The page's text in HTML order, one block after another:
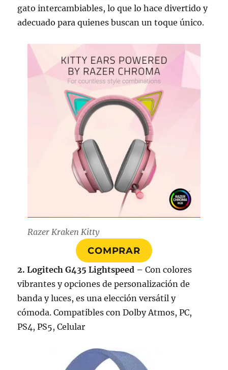
gato intercambiables, lo que lo hace divertido y
adecuado para quienes buscan un toque único.
Razer Kraken Kitty
COMPRAR
2. Logitech G435 Lightspeed – Con colores
vibrantes y opciones de personalización de
banda y luces, es una elección versátil y
cómoda. Compatibles con Dolby Atmos, PC,
PS4, PS5, Celular